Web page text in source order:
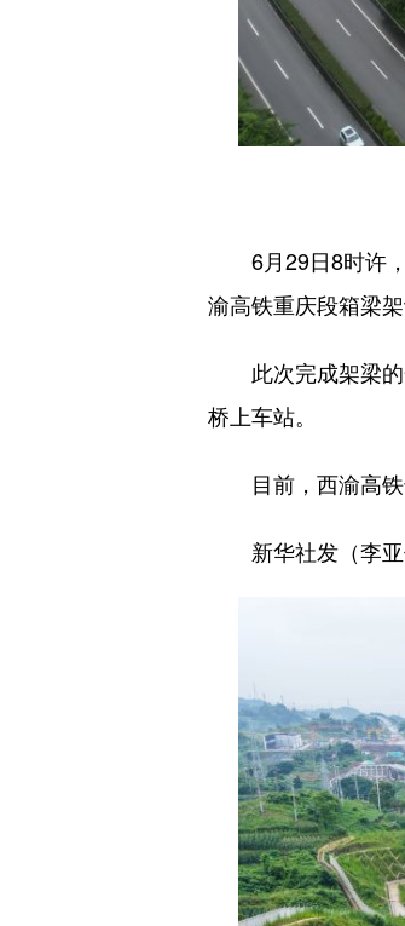
6月29日8时许，
渝高铁重庆段箱梁
此次完成架梁的
桥上车站。
目前，西渝高铁
新华社发（李亚